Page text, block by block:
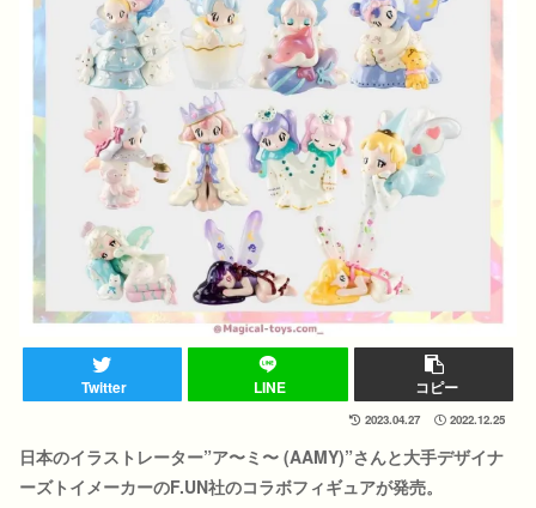
Twitter LINE コピー
2023.04.27 2022.12.25
日本のイラストレーター”ア〜ミ〜 (AAMY)”さんと大手デザイナ
ーズトイメーカーのF.UN社のコラボフィギュアが発売。